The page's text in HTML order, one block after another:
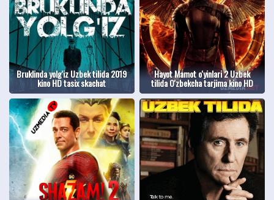
Bruklinda yolg'iz Uzbek tilida 2019
kino HD tasix skachat
Hayot Mamot o'yinlari 2 Uzbek
tilida O'zbekcha tarjima kino HD